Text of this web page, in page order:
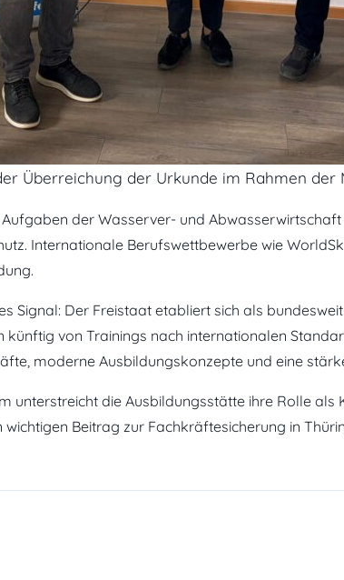
Überreichung der Urkunde im Rahmen
der Wasserver- und
Internationale Berufswettbewerbe wie
Signal: Der Freistaat etabliert sich als
von Trainings nach internationalen
moderne Ausbildungskonzepte und eine
unterstreicht die Ausbildungsstätte ihre Rolle
Beitrag zur Fachkräftesicherung in